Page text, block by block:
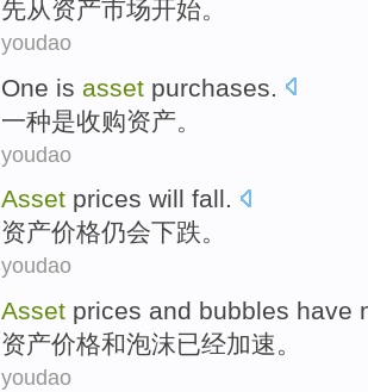
先从资产市场开始。
youdao
One is asset purchases
一种是收购资产 。
youdao
Asset prices will fall.
资产价格仍会下跌。
youdao
Asset prices and bubbles have
资产价格和泡沫已经加速。
youdao